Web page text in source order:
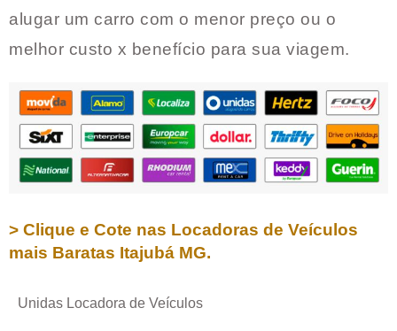
alugar um carro com o menor preço ou o
melhor custo x benefício para sua viagem.
> Clique e Cote nas Locadoras de Veículos
mais Baratas Itajubá MG.
Unidas Locadora de Veículos